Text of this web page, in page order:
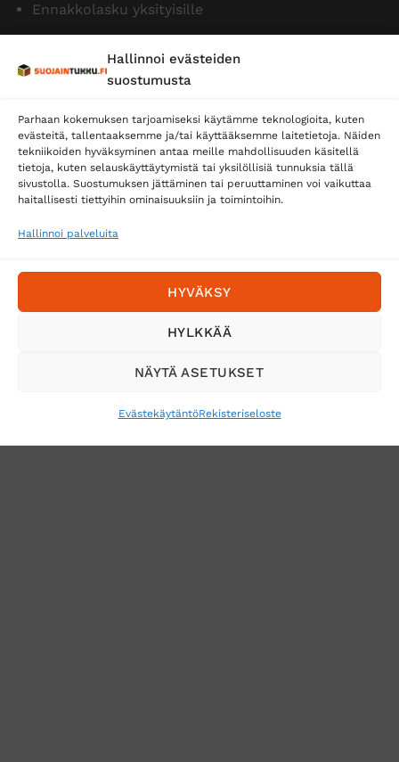
Hallinnoi evästeiden
suostumusta
Parhaan kokemuksen tarjoamiseksi käytämme teknologioita, kuten
evästeitä, tallentaaksemme ja/tai käyttääksemme laitetietoja. Näiden
tekniikoiden hyväksyminen antaa meille mahdollisuuden käsitellä
tietoja, kuten selauskäyttäytymistä tai yksilöllisiä tunnuksia tällä
sivustolla. Suostumuksen jättäminen tai peruuttaminen voi vaikuttaa
haitallisesti tiettyihin ominaisuuksiin ja toimintoihin.
Hallinnoi palveluita
HYVÄKSY
HYLKKÄÄ
NÄYTÄ ASETUKSET
EvästekäytäntöRekisteriseloste
Ennakkolasku yksityisille
Toimitustavat
Posti
Matkahuolto
Tilaa uutiskirje ja saat erikoisalennuksia